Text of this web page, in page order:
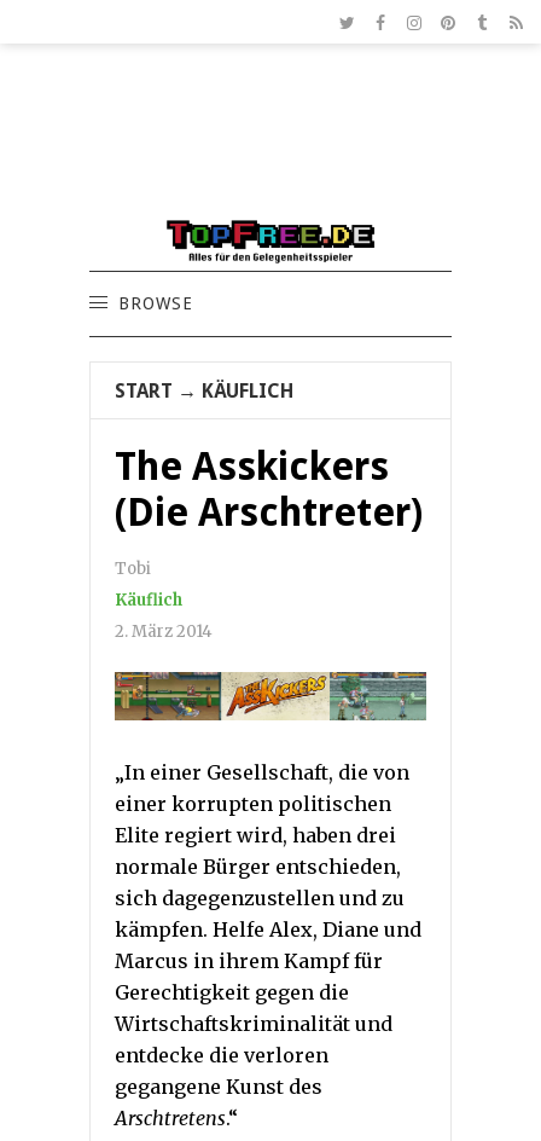
BROWSE
START → KÄUFLICH
The Asskickers
(Die Arschtreter)
Tobi
Käuflich
2. März 2014
„In einer Gesellschaft, die von
einer korrupten politischen
Elite regiert wird, haben drei
normale Bürger entschieden,
sich dagegenzustellen und zu
kämpfen. Helfe Alex, Diane und
Marcus in ihrem Kampf für
Gerechtigkeit gegen die
Wirtschaftskriminalität und
entdecke die verloren
gegangene Kunst des
Arschtretens.“